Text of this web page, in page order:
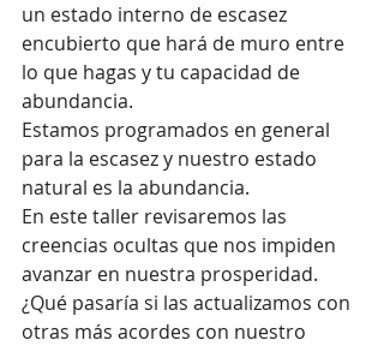
un estado interno de escasez
encubierto que hará de muro entre
lo que hagas y tu capacidad de
abundancia.
Estamos programados en general
para la escasez y nuestro estado
natural es la abundancia.
En este taller revisaremos las
creencias ocultas que nos impiden
avanzar en nuestra prosperidad.
¿Qué pasaría si las actualizamos con
otras más acordes con nuestro